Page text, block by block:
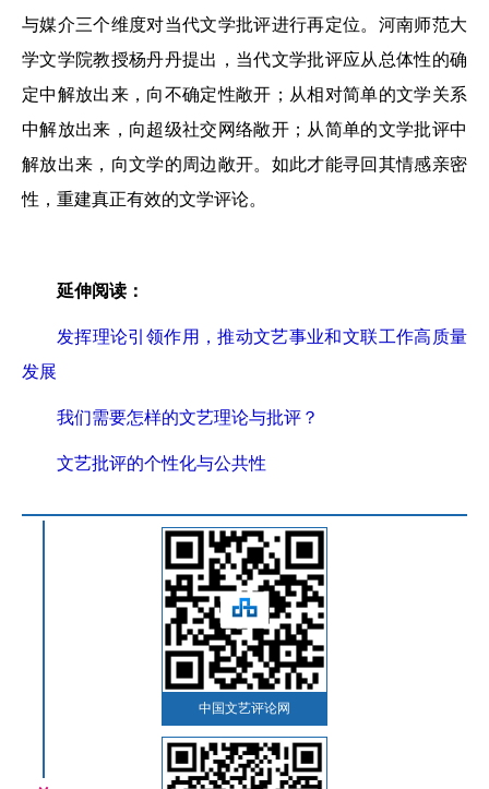
与媒介三个维度对当代文学批评进行再定位。河南师范大
学文学院教授杨丹丹提出，当代文学批评应从总体性的确
定中解放出来，向不确定性敞开；从相对简单的文学关系
中解放出来，向超级社交网络敞开；从简单的文学批评中
解放出来，向文学的周边敞开。如此才能寻回其情感亲密
性，重建真正有效的文学评论。
延伸阅读：
发挥理论引领作用，推动文艺事业和文联工作高质量
发展
我们需要怎样的文艺理论与批评？
文艺批评的个性化与公共性
中国文艺评论网